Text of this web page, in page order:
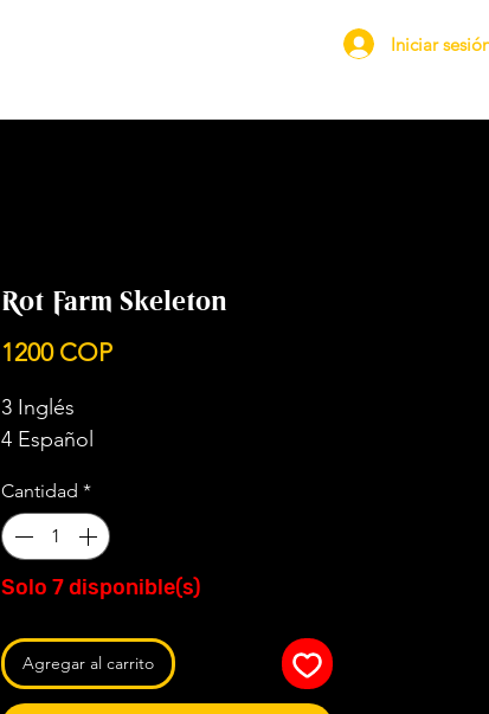
Iniciar
Rot Farm Skeleton
1200 COPPrecio
3 Inglés
4 Español
Cantidad *
Solo 7 disponible(s)
Agregar al carrito